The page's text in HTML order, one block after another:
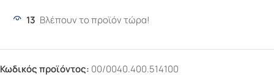
13 Βλέπουν το προϊόν τώρα!
Κωδικός προϊόντος: 00/0040.400.514100